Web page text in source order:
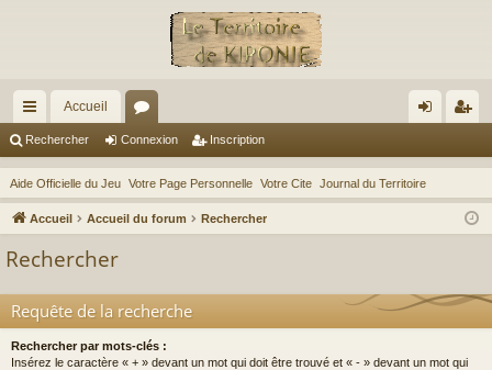
ac
co
ur
ci
s
Accueil
or
u
m
s
ne
xi
on
cri
pti
on
Rechercher Connexion Inscription
Aide Officielle du Jeu Votre Page Personnelle Votre Cite Journal du Territoire
Accueil Accueil du forum Rechercher
Rechercher
Requête de la recherche
Rechercher par mots-clés :
Insérez le caractère « + » devant un mot qui doit être trouvé et « - » devant un mot qui